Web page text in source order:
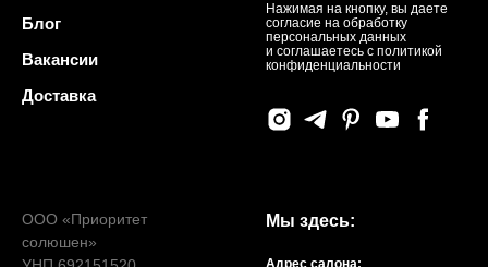
Блог
Вакансии
Доставка
Нажимая на кнопку, вы даете
согласие на обработку
персональных данных
и соглашаетесь c политикой
конфиденциальности
ООО «Приоритет
солюшен»
Мы здесь: